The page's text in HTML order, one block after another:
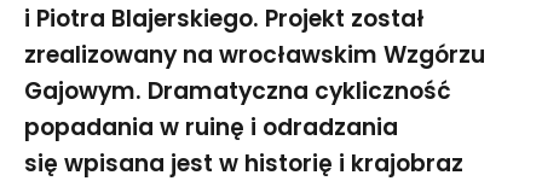
i Piotra Blajerskiego. Projekt został
zrealizowany na wrocławskim Wzgórzu
Gajowym. Dramatyczna cykliczność
popadania w ruinę i odradzania
się wpisana jest w historię i krajobraz